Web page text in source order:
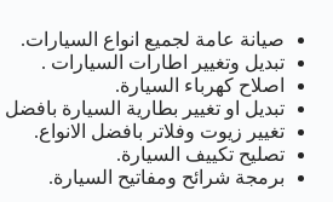
صيانة عامة لجميع انواع السيارات.
تبديل وتغيير اطارات السيارات .
اصلاح كهرباء السيارة.
تبديل او تغيير بطارية السيارة بافضل
تغيير زيوت وفلاتر بافضل الانواع.
تصليح تكييف السيارة.
برمجة شرائح ومفاتيح السيارة.